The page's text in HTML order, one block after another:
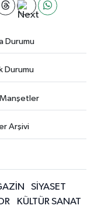
Durumu
Durumu
Manşetler
Arşivi
SİYASET
KÜLTÜR SANAT